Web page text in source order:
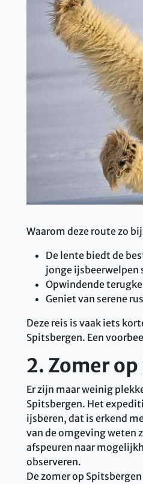
Waarom deze route zo
De lente biedt de
jonge ijsbeerwelpen
Opwindende
Geniet van serene
Deze reis is vaak iets
Spitsbergen. Een
2. Zomer
Er zijn maar weinig
Spitsbergen. Het
ijsberen, dat is erkend
van de omgeving weten
afspeuren naar
observeren.
De zomer op